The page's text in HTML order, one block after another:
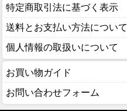
特定商取引法に基づく表示
送料とお支払い方法について
個人情報の取扱いについて
お買い物ガイド
お問い合わせフォーム